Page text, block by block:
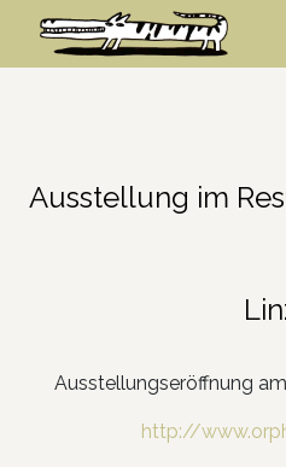
Ausstellung im
Ausstellungseröffnung
http://